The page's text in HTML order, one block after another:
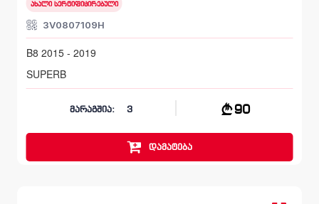
ახალი სერტიფიცირებული
3V0807109H
B8 2015 - 2019
SUPERB
მარაგშია: 3 90
დამატება